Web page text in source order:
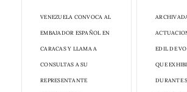
VENEZUELA CONVOCA AL
EMBAJADOR ESPAÑOL EN
CARACAS Y LLAMA A
CONSULTAS A SU
REPRESENTANTE
EDIL DE
QUE
DURANTE